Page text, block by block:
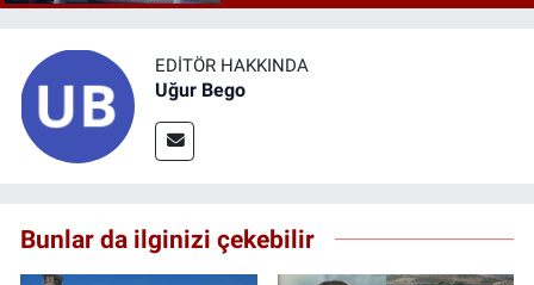
EDITÖR HAKKINDA
Uğur Bego
Bunlar da ilginizi çekebilir